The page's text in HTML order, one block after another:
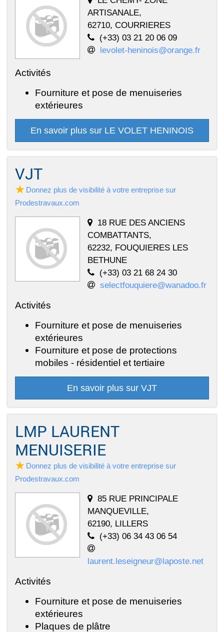
ARTISANALE,
62710, COURRIERES
(+33) 03 21 20 06 09
levolet-heninois@orange.fr
Activités
Fourniture et pose de menuiseries
extérieures
En savoir plus sur LE VOLET HENINOIS
VJT
Donnez plus de visibilité à votre entreprise sur
Prodestravaux.com
18 RUE DES ANCIENS
COMBATTANTS,
62232, FOUQUIERES LES
BETHUNE
(+33) 03 21 68 24 30
selectfouquiere@wanadoo.fr
Activités
Fourniture et pose de menuiseries
extérieures
Fourniture et pose de protections
mobiles - résidentiel et tertiaire
En savoir plus sur VJT
LMP LAURENT
MENUISERIE
Donnez plus de visibilité à votre entreprise sur
Prodestravaux.com
85 RUE PRINCIPALE
MANQUEVILLE,
62190, LILLERS
(+33) 06 34 43 06 54
laurent.leseigneur@laposte.net
Activités
Fourniture et pose de menuiseries
extérieures
Plaques de plâtre